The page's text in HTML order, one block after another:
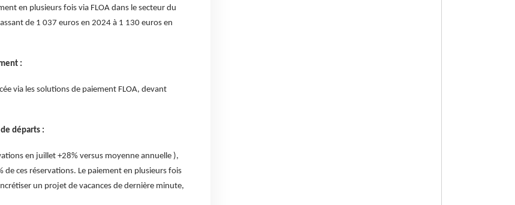
en plusieurs fois via FLOA dans le secteur du
de 1 037 euros en 2024 à 1 130 euros en
:
via les solutions de paiement FLOA, devant
départs :
en juillet +28% versus moyenne annuelle ),
ces réservations. Le paiement en plusieurs fois
un projet de vacances de dernière minute,